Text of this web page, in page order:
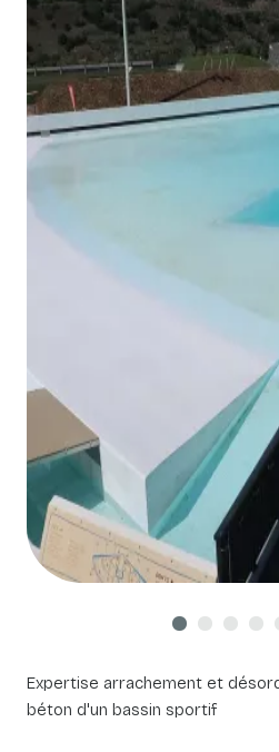
Expertise arrachement et
béton d'un bassin sportif